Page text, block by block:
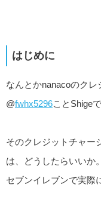
はじめに
なんとかnanacoのク
@fwhx5296ことShigeで
そのクレジットチャー
は、どうしたらいいか。
セブンイレブンで実際